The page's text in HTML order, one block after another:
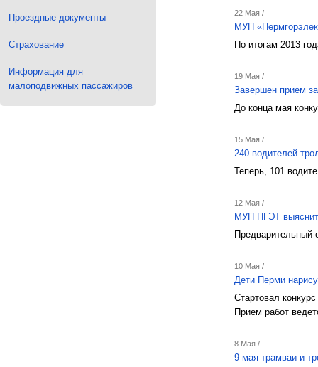
Проездные документы
Страхование
Информация для
малоподвижных пассажиров
22 Мая /
МУП
По итогам 2013
19 Мая /
Завершен прием
До конца мая
15 Мая /
240 водителей
Теперь, 101
12 Мая /
МУП ПГЭТ выяснит
Предварительный
10 Мая /
Дети Перми
Стартовал
Прием работ
8 Мая /
9 мая трамваи и